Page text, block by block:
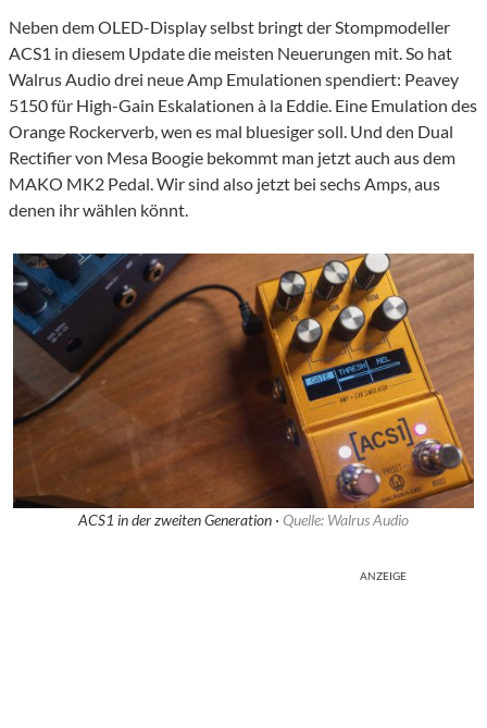
Neben dem OLED-Display selbst bringt der Stompmodeller
ACS1 in diesem Update die meisten Neuerungen mit. So hat
Walrus Audio drei neue Amp Emulationen spendiert: Peavey
5150 für High-Gain Eskalationen à la Eddie. Eine Emulation des
Orange Rockerverb, wen es mal bluesiger soll. Und den Dual
Rectifier von Mesa Boogie bekommt man jetzt auch aus dem
MAKO MK2 Pedal. Wir sind also jetzt bei sechs Amps, aus
denen ihr wählen könnt.
ACS1 in der zweiten Generation · Quelle: Walrus Audio
ANZEIGE